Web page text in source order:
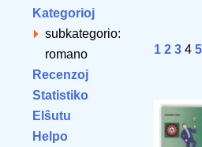
Kategorioj
subkategorio:
romano
Recenzoj
Statistiko
Elŝutu
Helpo
1 2 3 4 5